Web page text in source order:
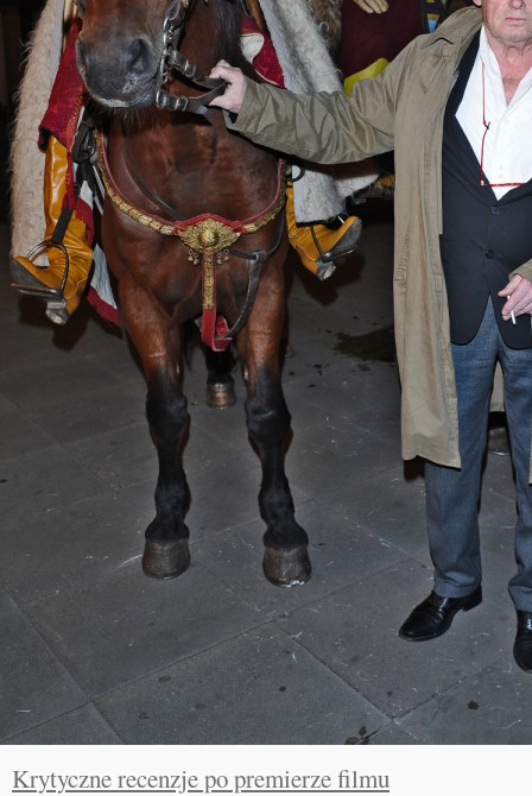
Krytyczne recenzje po premierze filmu